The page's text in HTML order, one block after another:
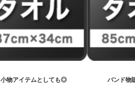
小物アイテムとしても◎ バンド物